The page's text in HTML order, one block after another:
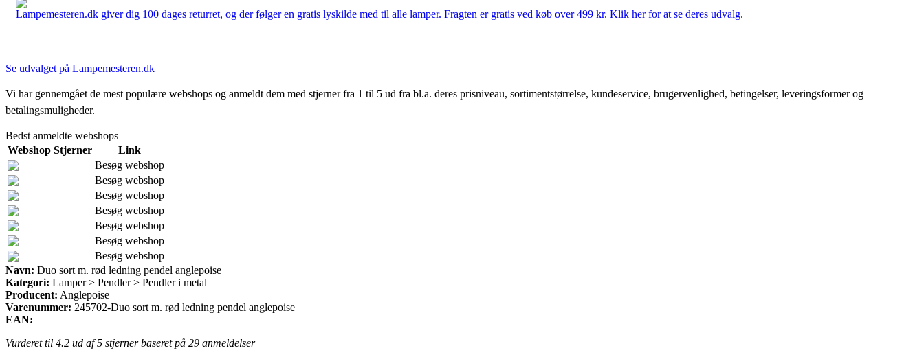
Lampemesteren.dk giver dig 100 dages returret, og der følger en gratis lyskilde med til alle lamper. Fragten er gratis ved køb over 499 kr. Klik her for at se deres udvalg.
Se udvalget på Lampemesteren.dk
Vi har gennemgået de mest populære webshops og anmeldt dem med stjerner fra 1 til 5 ud fra bl.a. deres prisniveau, sortimentstørrelse, kundeservice, brugervenlighed, betingelser, leveringsformer og
betalingsmuligheder.
Bedst anmeldte webshops
Webshop Stjerner
Link
Besøg webshop
Besøg webshop
Besøg webshop
Besøg webshop
Besøg webshop
Besøg webshop
Besøg webshop
Navn: Duo sort m. rød ledning pendel anglepoise
Kategori: Lamper > Pendler > Pendler i metal
Producent: Anglepoise
Varenummer: 245702-Duo sort m. rød ledning pendel anglepoise
EAN:
Vurderet til 4.2 ud af 5 stjerner baseret på 29 anmeldelser